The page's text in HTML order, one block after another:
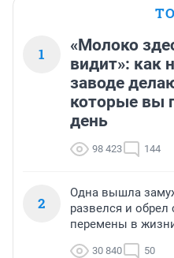
1
«Молоко
видит»: как
заводе
которые вы
день
98 423 144
2
Одна вышла
развелся и
перемены в
30 840 50